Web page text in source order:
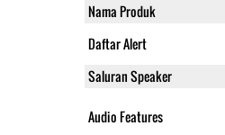
Nama Produk
Daftar Alert
Saluran Speaker
Audio Features